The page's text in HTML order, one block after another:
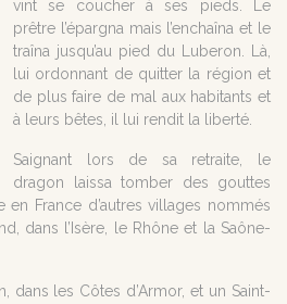
vint se coucher à ses pieds. Le
prêtre l’épargna mais l’enchaîna et le
traîna jusqu’au pied du Luberon. Là,
lui ordonnant de quitter la région et
de plus faire de mal aux habitants et
à leurs bêtes, il lui rendit la liberté.
Saignant lors de sa retraite, le
dragon laissa tomber des gouttes
en France d’autres villages nommés
dans l’Isère, le Rhône et la Saône-
dans les Côtes d’Armor, et un Saint-